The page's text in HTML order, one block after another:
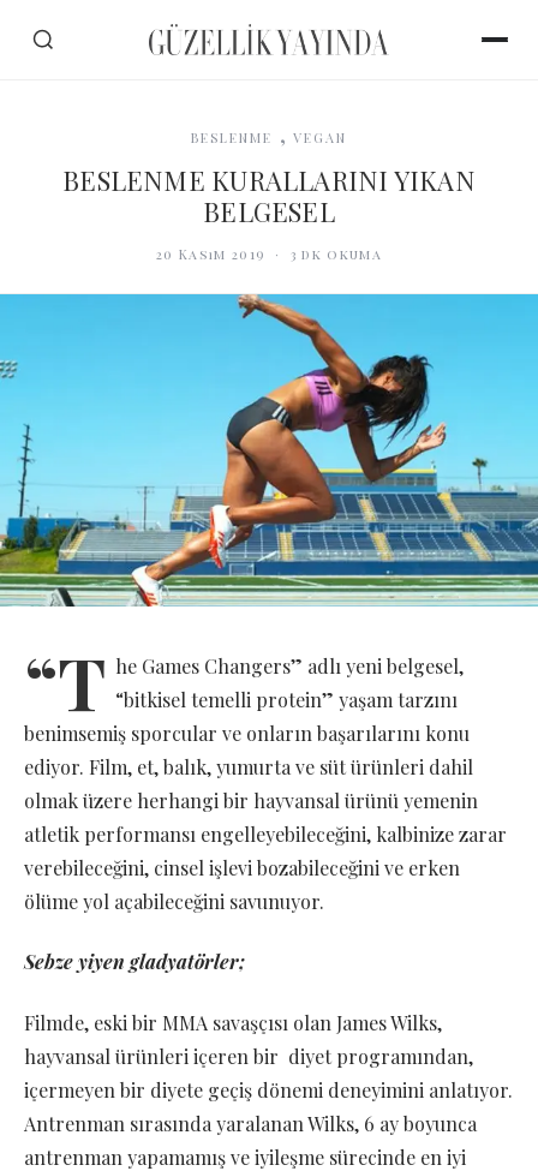
BESLENME , VEGAN
BESLENME KURALLARINI YIKAN
BELGESEL
20 Kasım 2019 · 3 dk okuma
“T he Games Changers” adlı yeni belgesel,
“bitkisel temelli protein” yaşam tarzını
benimsemiş sporcular ve onların başarılarını konu
ediyor. Film, et, balık, yumurta ve süt ürünleri dahil
olmak üzere herhangi bir hayvansal ürünü yemenin
atletik performansı engelleyebileceğini, kalbinize zarar
verebileceğini, cinsel işlevi bozabileceğini ve erken
ölüme yol açabileceğini savunuyor.
Sebze yiyen gladyatörler;
Filmde, eski bir MMA savaşçısı olan James Wilks,
hayvansal ürünleri içeren bir diyet programından,
içermeyen bir diyete geçiş dönemi deneyimini anlatıyor.
Antrenman sırasında yaralanan Wilks, 6 ay boyunca
antrenman yapamamış ve iyileşme sürecinde en iyi